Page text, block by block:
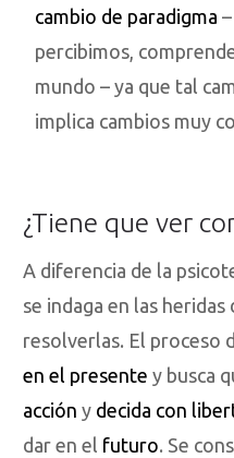
cambio de paradigma
percibimos,
mundo – ya que tal
implica cambios muy
¿Tiene que ver
A diferencia de la
se indaga en las
resolverlas. El proceso
en el presentey busca
accióny decida con
dar en el futuro. Se